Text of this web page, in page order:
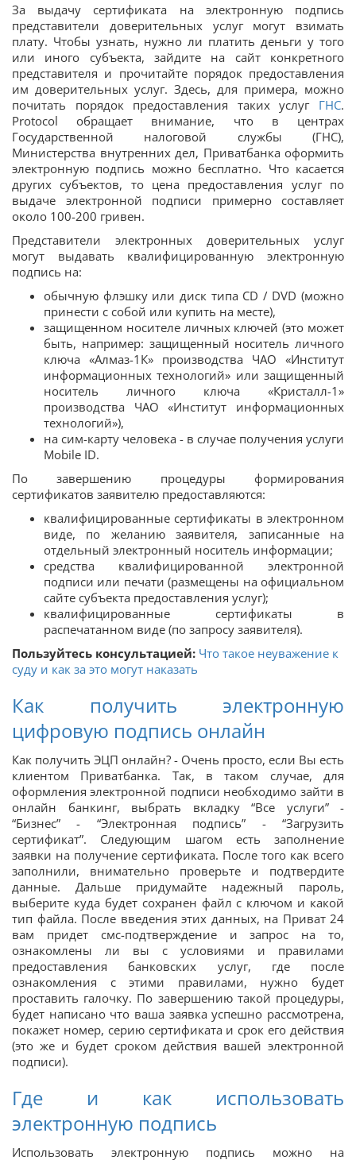
За выдачу сертификата на электронную подпись
представители доверительных услуг могут взимать
плату. Чтобы узнать, нужно ли платить деньги у того
или иного субъекта, зайдите на сайт конкретного
представителя и прочитайте порядок предоставления
им доверительных услуг. Здесь, для примера, можно
почитать порядок предоставления таких услуг ГНС.
Protocol обращает внимание, что в центрах
Государственной налоговой службы (ГНС),
Министерства внутренних дел, Приватбанка оформить
электронную подпись можно бесплатно. Что касается
других субъектов, то цена предоставления услуг по
выдаче электронной подписи примерно составляет
около 100-200 гривен.
Представители электронных доверительных услуг
могут выдавать квалифицированную электронную
подпись на:
обычную флэшку или диск типа CD / DVD (можно
принести с собой или купить на месте),
защищенном носителе личных ключей (это может
быть, например: защищенный носитель личного
ключа «Алмаз-1К» производства ЧАО «Институт
информационных технологий» или защищенный
носитель личного ключа «Кристалл-1»
производства ЧАО «Институт информационных
технологий»),
на сим-карту человека - в случае получения услуги
Mobile ID.
По завершению процедуры формирования
сертификатов заявителю предоставляются:
квалифицированные сертификаты в электронном
виде, по желанию заявителя, записанные на
отдельный электронный носитель информации;
средства квалифицированной электронной
подписи или печати (размещены на официальном
сайте субъекта предоставления услуг);
квалифицированные сертификаты в
распечатанном виде (по запросу заявителя).
Пользуйтесь консультацией: Что такое неуважение к
суду и как за это могут наказать
Как получить электронную
цифровую подпись онлайн
Как получить ЭЦП онлайн? - Очень просто, если Вы есть
клиентом Приватбанка. Так, в таком случае, для
оформления электронной подписи необходимо зайти в
онлайн банкинг, выбрать вкладку “Все услуги” -
“Бизнес” - “Электронная подпись” - “Загрузить
сертификат”. Следующим шагом есть заполнение
заявки на получение сертификата. После того как всего
заполнили, внимательно проверьте и подтвердите
данные. Дальше придумайте надежный пароль,
выберите куда будет сохранен файл с ключом и какой
тип файла. После введения этих данных, на Приват 24
вам придет смс-подтверждение и запрос на то,
ознакомлены ли вы с условиями и правилами
предоставления банковских услуг, где после
ознакомления с этими правилами, нужно будет
проставить галочку. По завершению такой процедуры,
будет написано что ваша заявка успешно рассмотрена,
покажет номер, серию сертификата и срок его действия
(это же и будет сроком действия вашей электронной
подписи).
Где и как использовать
электронную подпись
Использовать электронную подпись можно на